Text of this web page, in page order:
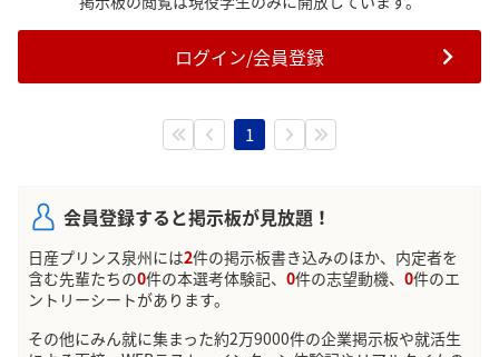
ログイン/会員登録
1
会員登録すると掲示板が見放題！
日産プリンス泉州には2件の掲示板書き込みのほか、内定者を
含む先輩たちの0件の本選考体験記、 0件の志望動機、 0件のエ
ントリーシートがあります。
その他にみん就に集まった約2万9000件の企業掲示板や就活生